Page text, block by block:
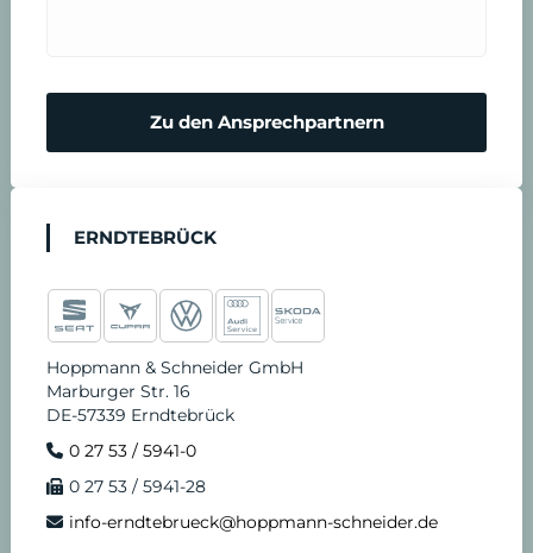
Zu den Ansprechpartnern
ERNDTEBRÜCK
Hoppmann & Schneider GmbH
Marburger Str. 16
DE-57339 Erndtebrück
0 27 53 / 5941-0
0 27 53 / 5941-28
info-erndtebrueck@hoppmann-schneider.de